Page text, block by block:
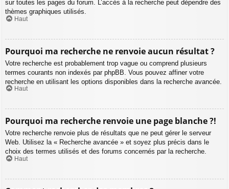
sur toutes les pages du forum. L’accès à la recherche peut dépendre des
thèmes graphiques utilisés.
Haut
Pourquoi ma recherche ne renvoie aucun résultat ?
Votre recherche est probablement trop vague ou comprend plusieurs
termes courants non indexés par phpBB. Vous pouvez affiner votre
recherche en utilisant les options disponibles dans la recherche avancée.
Haut
Pourquoi ma recherche renvoie une page blanche ?!
Votre recherche renvoie plus de résultats que ne peut gérer le serveur
Web. Utilisez la « Recherche avancée » et soyez plus précis dans le
choix des termes utilisés et des forums concernés par la recherche.
Haut